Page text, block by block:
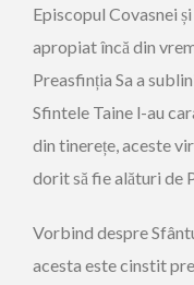
Episcopul Covasnei
apropiat încă din
Preasfinția Sa a
Sfintele Taine l-au
din tinerețe, aceste
dorit să fie alături de
Vorbind despre
acesta este cinstit